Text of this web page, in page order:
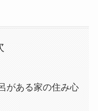
がある家の住み心